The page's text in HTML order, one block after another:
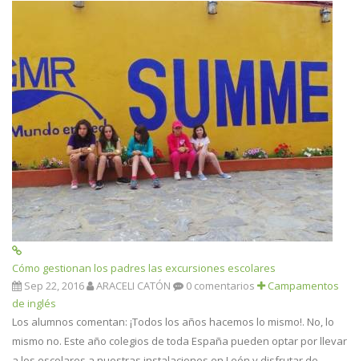
Cómo gestionan los padres las excursiones escolares
Sep 22, 2016
ARACELI CATÓN 0 comentarios
Campamentos
de inglés
Los alumnos comentan: ¡Todos los años hacemos lo mismo!. No, lo
mismo no. Este año colegios de toda España pueden optar por llevar